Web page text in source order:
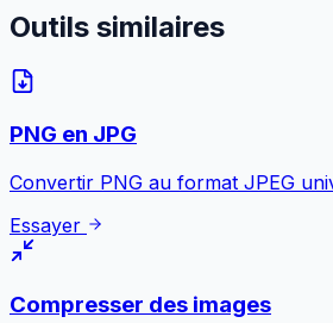
Outils similaires
PNG en JPG
Convertir PNG au format JPEG
Essayer
Compresser des images